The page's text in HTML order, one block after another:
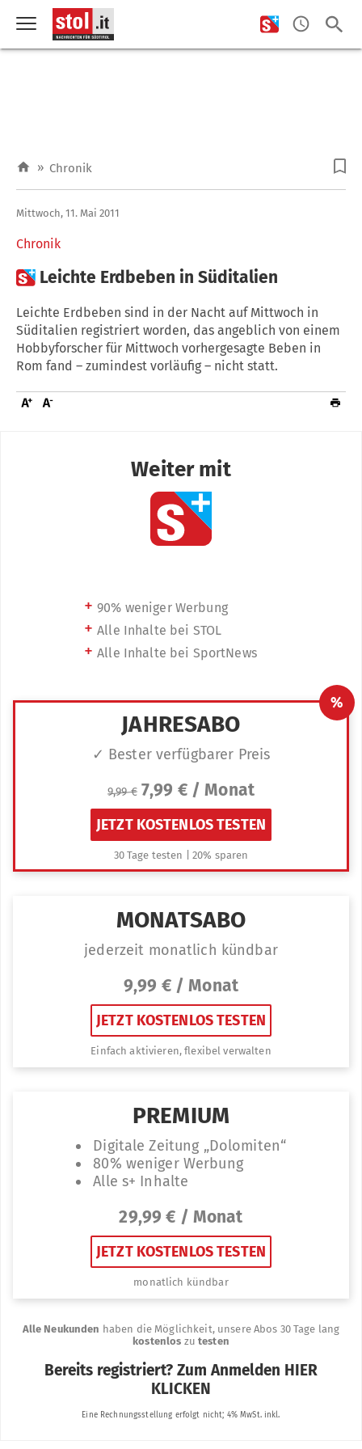
» Chronik
Chronik
Mittwoch, 11. Mai 2011
 Leichte Erdbeben in Süditalien
Leichte Erdbeben sind in der Nacht auf Mittwoch in
Süditalien registriert worden, das angeblich von einem
Hobbyforscher für Mittwoch vorhergesagte Beben in
Rom fand – zumindest vorläufig – nicht statt.